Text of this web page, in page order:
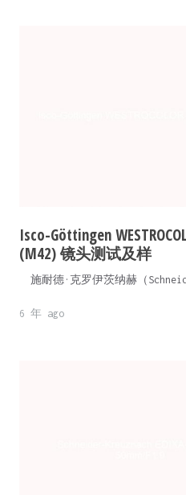
Isco-Göttingen
(M42) 镜头测试及样
施耐德·克罗伊茨纳赫（
6 年 ago